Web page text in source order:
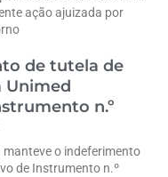
ação ajuizada por
de tutela de
Unimed
n.º
o indeferimento
de Instrumento n.º